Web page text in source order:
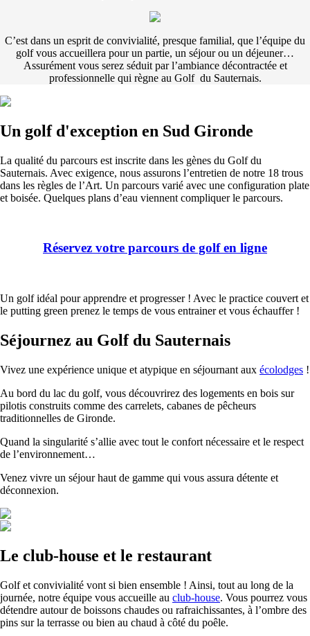
C’est dans un esprit de convivialité, presque familial, que l’équipe du
golf vous accueillera pour un partie, un séjour ou un déjeuner…
Assurément vous serez séduit par l’ambiance décontractée et
professionnelle qui règne au Golf du Sauternais.
Un golf d'exception en Sud Gironde
La qualité du parcours est inscrite dans les gènes du Golf du
Sauternais. Avec exigence, nous assurons l’entretien de notre 18 trous
dans les règles de l’Art. Un parcours varié avec une configuration plate
et boisée. Quelques plans d’eau viennent compliquer le parcours.
Réservez votre parcours de golf en ligne
Un golf idéal pour apprendre et progresser ! Avec le practice couvert et
le putting green prenez le temps de vous entrainer et vous échauffer !
Séjournez au Golf du Sauternais
Vivez une expérience unique et atypique en séjournant aux écolodges !
Au bord du lac du golf, vous découvrirez des logements en bois sur
pilotis construits comme des carrelets, cabanes de pêcheurs
traditionnelles de Gironde.
Quand la singularité s’allie avec tout le confort nécessaire et le respect
de l’environnement…
Venez vivre un séjour haut de gamme qui vous assura détente et
déconnexion.
Le club-house et le restaurant
Golf et convivialité vont si bien ensemble ! Ainsi, tout au long de la
journée, notre équipe vous accueille au club-house. Vous pourrez vous
détendre autour de boissons chaudes ou rafraichissantes, à l’ombre des
pins sur la terrasse ou bien au chaud à côté du poêle.